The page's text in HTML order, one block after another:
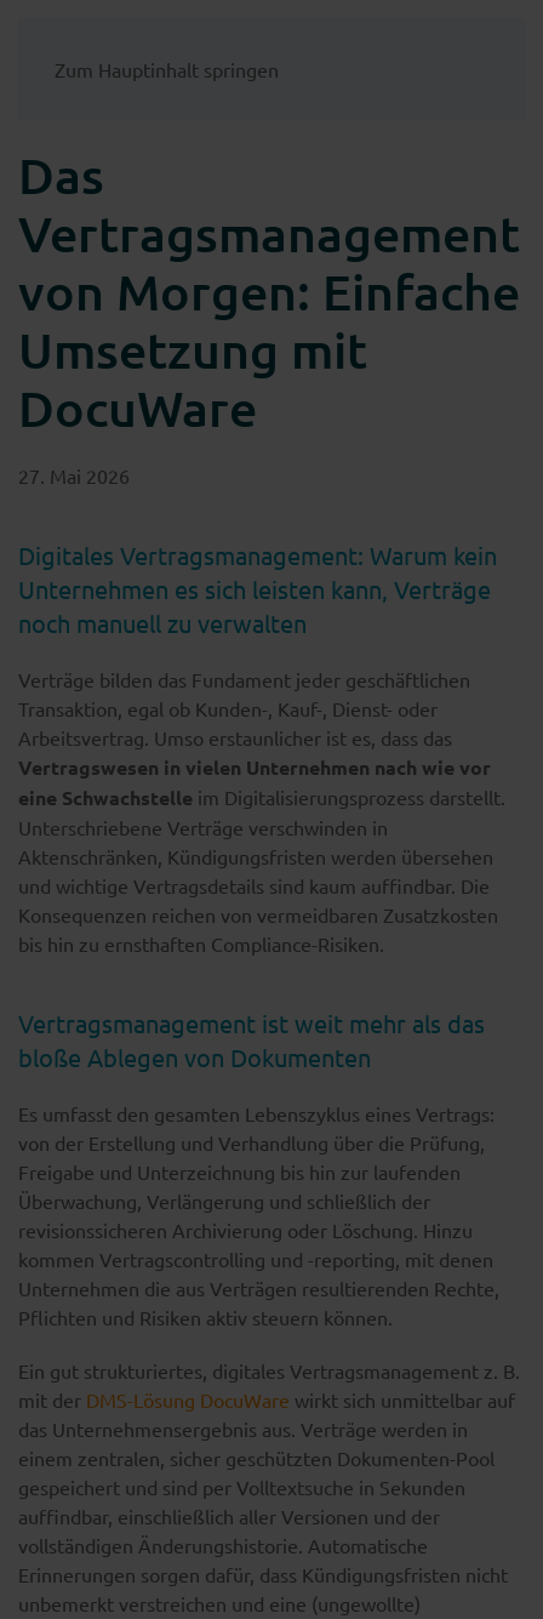
Zum Hauptinhalt springen
Das
Vertragsmanagement
von Morgen: Einfache
Umsetzung mit
DocuWare
27. Mai 2026
Digitales Vertragsmanagement: Warum kein
Unternehmen es sich leisten kann, Verträge
noch manuell zu verwalten
Verträge bilden das Fundament jeder geschäftlichen
Transaktion, egal ob Kunden-, Kauf-, Dienst- oder
Arbeitsvertrag. Umso erstaunlicher ist es, dass das
Vertragswesen in vielen Unternehmen nach wie vor
eine Schwachstelle im Digitalisierungsprozess darstellt.
Unterschriebene Verträge verschwinden in
Aktenschränken, Kündigungsfristen werden übersehen
und wichtige Vertragsdetails sind kaum auffindbar. Die
Konsequenzen reichen von vermeidbaren Zusatzkosten
bis hin zu ernsthaften Compliance-Risiken.
Vertragsmanagement ist weit mehr als das
bloße Ablegen von Dokumenten
Es umfasst den gesamten Lebenszyklus eines Vertrags:
von der Erstellung und Verhandlung über die Prüfung,
Freigabe und Unterzeichnung bis hin zur laufenden
Überwachung, Verlängerung und schließlich der
revisionssicheren Archivierung oder Löschung. Hinzu
kommen Vertragscontrolling und -reporting, mit denen
Unternehmen die aus Verträgen resultierenden Rechte,
Pflichten und Risiken aktiv steuern können.
Ein gut strukturiertes, digitales Vertragsmanagement z. B.
mit der DMS-Lösung DocuWare wirkt sich unmittelbar auf
das Unternehmensergebnis aus. Verträge werden in
einem zentralen, sicher geschützten Dokumenten-Pool
gespeichert und sind per Volltextsuche in Sekunden
auffindbar, einschließlich aller Versionen und der
vollständigen Änderungshistorie. Automatische
Erinnerungen sorgen dafür, dass Kündigungsfristen nicht
unbemerkt verstreichen und eine (ungewollte)